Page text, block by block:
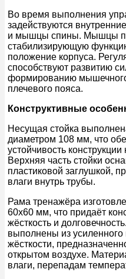
Во время выполнения
задействуются
и мышцы спины. Мышцы
стабилизирующую
положение корпуса.
способствуют развитию
формированию
плечевого пояса.
Конструктивные
Несущая стойка
диаметром 108 мм, что
устойчивость
Верхняя часть стойки
пластиковой заглушкой,
влаги внутрь трубы.
Рама тренажёра
60х60 мм, что придаёт
жёсткость и
выполнены из усиленного
жёсткости,
открытом воздухе.
влаги, перепадам